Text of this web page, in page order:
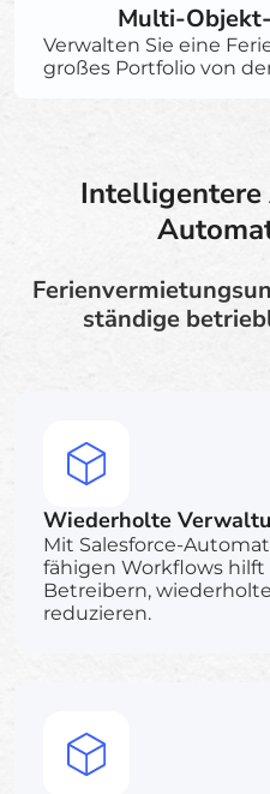
Multi-
Verwalten Sie eine
großes Portfolio von
Intelligentere
ständige
Wiederholte
Mit Salesforce-
fähigen Workflows hilft
Betreibern,
reduzieren.